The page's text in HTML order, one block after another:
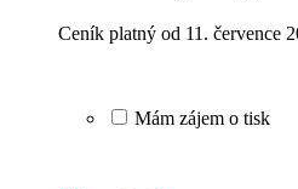
Ceník platný od 11. července
Mám zájem o tisk